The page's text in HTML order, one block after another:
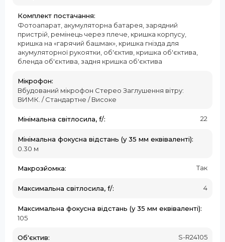
Комплект постачання:
Фотоапарат, акумуляторна батарея, зарядний
пристрій, ремінець через плече, кришка корпусу,
кришка на «гарячий башмак», кришка гнізда для
акумуляторної рукоятки, об'єктив, кришка об'єктива,
бленда об'єктива, задня кришка об'єктива
Мікрофон:
Вбудований мікрофон Стерео Заглушення вітру:
ВИМК. / Стандартне / Високе
Мінімальна світлосила, f/: 22
Мінімальна фокусна відстань (у 35 мм еквіваленті):
0.30 м
Макрозйомка: Так
Максимальна світлосила, f/: 4
Максимальна фокусна відстань (у 35 мм еквіваленті):
105
Об'єктив: S-R24105